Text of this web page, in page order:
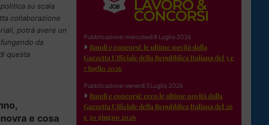
su scala
collaborazione
potrà avere un
da
questa
e cosa
Pubblicazione: mercoledì 8 Luglio 2026
Bandi e concorsi: le ultime novità dalla
Gazzetta Ufficiale della Repubblica Italiana del 3 e
7 luglio 2026
Pubblicazione: venerdì 3 Luglio 2026
Bandi e concorsi: ecco le ultime novità dalla
Gazzetta Ufficiale della Repubblica Italiana del 26
e 30 giugno 2026